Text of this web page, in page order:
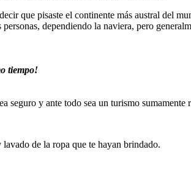
que pisaste el continente más austral del
dependiendo la naviera, pero
tiempo!
seguro y ante todo sea un turismo sumamente
de la ropa que te hayan brindado.